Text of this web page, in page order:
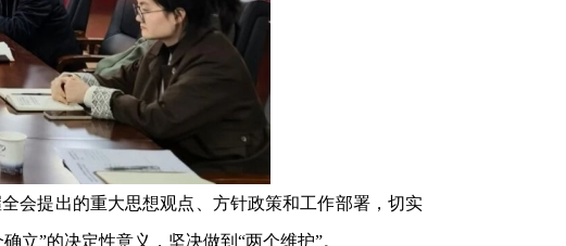
提出的重大思想观点、方针政策和工作部署，切实
立”的决定性意义，坚决做到“两个维护”。